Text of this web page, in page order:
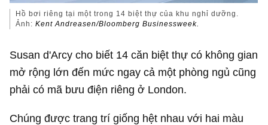
Hồ bơi riêng tại một trong 14 biệt thự của khu nghỉ dưỡng.
Ảnh:Kent Andreasen/Bloomberg Businessweek.
Susan d'Arcy cho biết 14 căn biệt thự có không gian
mở rộng lớn đến mức ngay cả một phòng ngủ cũng
phải có mã bưu điện riêng ở London.
Chúng được trang trí giống hệt nhau với hai màu